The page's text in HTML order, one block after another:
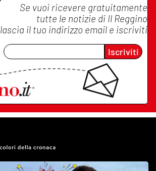
Se vuoi ricevere gratuitamente
tutte le notizie di Il Reggino
lascia il tuo indirizzo email e iscriviti
Iscriviti